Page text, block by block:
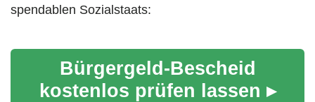
spendablen Sozialstaats:
Bürgergeld-Bescheid
kostenlos prüfen lassen ▸